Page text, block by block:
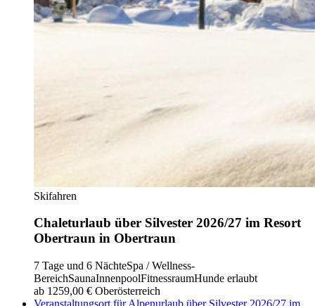
Skifahren
Chaleturlaub über Silvester 2026/27 im Resort
Obertraun in Obertraun
7 Tage und 6 NächteSpa / Wellness-
BereichSaunaInnenpoolFitnessraumHunde erlaubt
ab 1259,00 € Oberösterreich
Veranstaltungsort für Alpenurlaub über Silvester 2026/27 im